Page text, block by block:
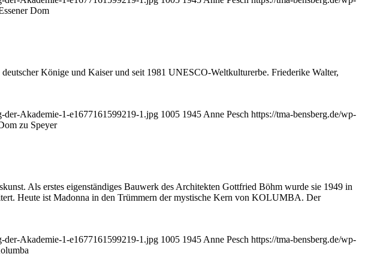
Dom
Könige und Kaiser und seit 1981 UNESCO-Weltkulturerbe. Friederike Walter,
der-Akademie-1-e1677161599219-1.jpg 1005 1945 Anne Pesch https://tma-bensberg.de/wp-
zu Speyer
Als erstes eigenständiges Bauwerk des Architekten Gottfried Böhm wurde sie 1949 in
Heute ist Madonna in den Trümmern der mystische Kern von KOLUMBA. Der
der-Akademie-1-e1677161599219-1.jpg 1005 1945 Anne Pesch https://tma-bensberg.de/wp-